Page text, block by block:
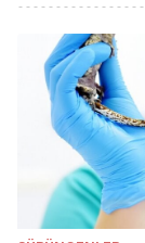
Blagburn, B. L.,
and Control of
North America –
https://doi.org/
Coles, T. B., &
resistance in
and Vectors.
Samish, M.,